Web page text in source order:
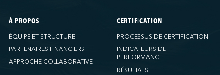
À PROPOS
ÉQUIPE ET STRUCTURE
PARTENAIRES FINANCIERS
APPROCHE COLLABORATIVE
CERTIFICATION
PROCESSUS DE CERTIFICATION
INDICATEURS DE
PERFORMANCE
RÉSULTATS